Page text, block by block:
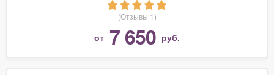
(Отзывы 1)
от 7 650 руб.